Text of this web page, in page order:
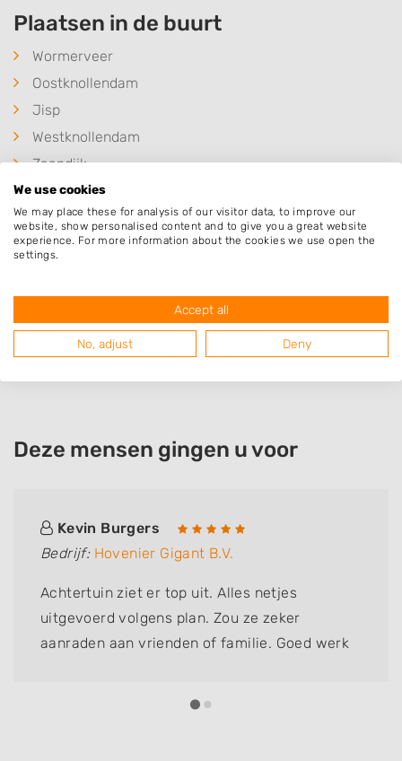
Plaatsen in de buurt
Wormerveer
Oostknollendam
Jisp
Westknollendam
Zaandijk
Wijdewormer
Krommenie
Assendelft
Koog aan de Zaan
Spijkerboor
Westzaan
Deze mensen gingen u voor
Kevin Burgers
Bedrijf: Hovenier Gigant B.V.
Achtertuin ziet er top uit. Alles netjes
uitgevoerd volgens plan. Zou ze zeker
aanraden aan vrienden of familie. Goed werk
We use cookies
We may place these for analysis of our visitor data, to improve our
website, show personalised content and to give you a great website
experience. For more information about the cookies we use open the
settings.
Accept all
No, adjust Deny